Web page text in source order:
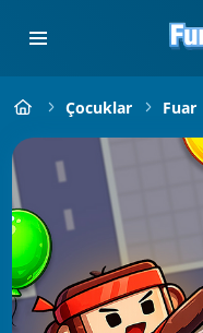
Çocuklar Fuar